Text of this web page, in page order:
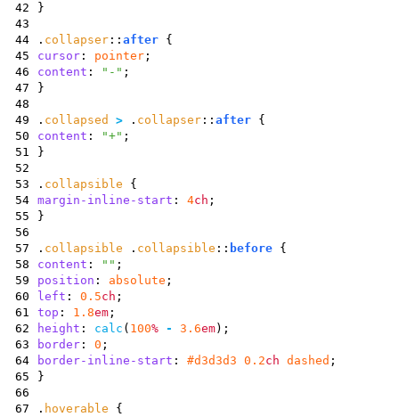
42
}
43
44
. collapser :: after {
45
cursor : pointer ;
46
content : "-" ;
47
}
48
49
. collapsed > . collapser :: after {
50
content : "+" ;
51
}
52
53
. collapsible
{
54 margin-inline-start : 4ch ;
55
}
56
57
. collapsible . collapsible :: before {
58
content : "" ;
59
position : absolute ;
60
left : 0.5ch ;
61
top : 1.8em ;
62
height : calc ( 100% - 3.6em) ;
63
border : 0 ;
64
border-inline-start : #d3d3d3 0.2ch dashed ;
65
}
66
67
. hoverable
{